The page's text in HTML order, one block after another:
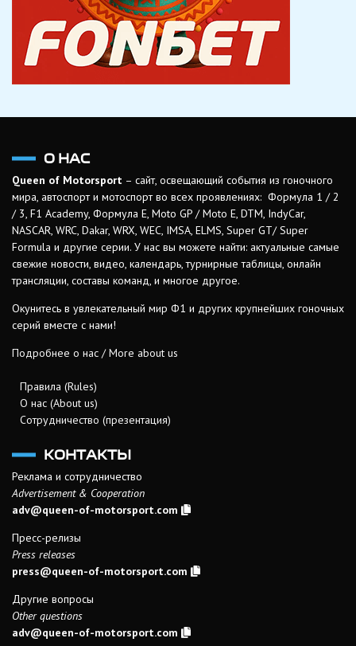
О НАС
Queen of Motorsport – сайт, освещающий события из гоночного
мира, автоспорт и мотоспорт во всех проявлениях: Формула 1 / 2
/ 3, F1 Academy, Формула Е, Moto GP / Moto E, DTM, IndyCar,
NASCAR, WRC, Dakar, WRX, WEC, IMSA, ELMS, Super GT/ Super
Formula и другие серии. У нас вы можете найти: актуальные самые
свежие новости, видео, календарь, турнирные таблицы, онлайн
трансляции, составы команд, и многое другое.
Окунитесь в увлекательный мир Ф1 и других крупнейших гоночных
серий вместе с нами!
Подробнее о нас / More about us
Правила (Rules)
О нас (About us)
Сотрудничество (презентация)
КОНТАКТЫ
Реклама и сотрудничество
Advertisement & Cooperation
adv@queen-of-motorsport.com
Пресс-релизы
Press releases
press@queen-of-motorsport.com
Другие вопросы
Other questions
adv@queen-of-motorsport.com